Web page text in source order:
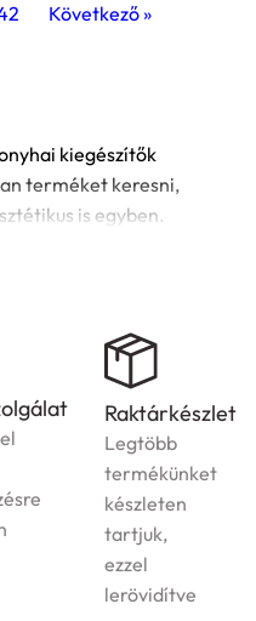
Következő »
kiegészítők
terméket keresni,
is egyben.
egyaránt.
megtalálod az
modern
hogy illeszkedjenek a
szó
berendezéséről, nálunk
– kiváló minőségben,
Házhozszállítás
Az
ország
egész
területére
vállaljuk
megrendelt
termékek